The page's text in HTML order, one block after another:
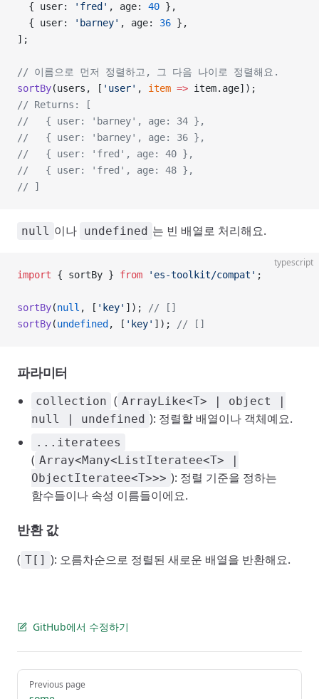
  { user:
'fred' , age: 40 },
  { user:
'barney' , age: 36 },
];
// 이름으로 먼저 정렬하고, 그 다음 나이로 정렬해요.
sortBy(users, [ 'user' , item => item.age]);
// Returns: [
//   { user: 'barney', age: 34 },
//   { user: 'barney', age: 36 },
//   { user: 'fred', age: 40 },
//   { user: 'fred', age: 48 },
// ]
null 이나 undefined 는 빈 배열로 처리해요.
typescript
import { sortBy } from 'es-toolkit/compat' ;
sortBy(null , [ 'key' ]);
// []
sortBy(undefined , [ 'key' ]); // []
파라미터
collection ( ArrayLike<T> | object |
null | undefined ): 정렬할 배열이나 객체예요.
...iteratees
( Array<Many<ListIteratee<T> |
ObjectIteratee<T>>> ): 정렬 기준을 정하는
함수들이나 속성 이름들이에요.
반환 값
( T[] ): 오름차순으로 정렬된 새로운 배열을 반환해요.
GitHub에서 수정하기
Pager
Previous page